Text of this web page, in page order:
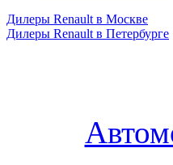
Дилеры Renault в Москве
Дилеры Renault в Петербурге